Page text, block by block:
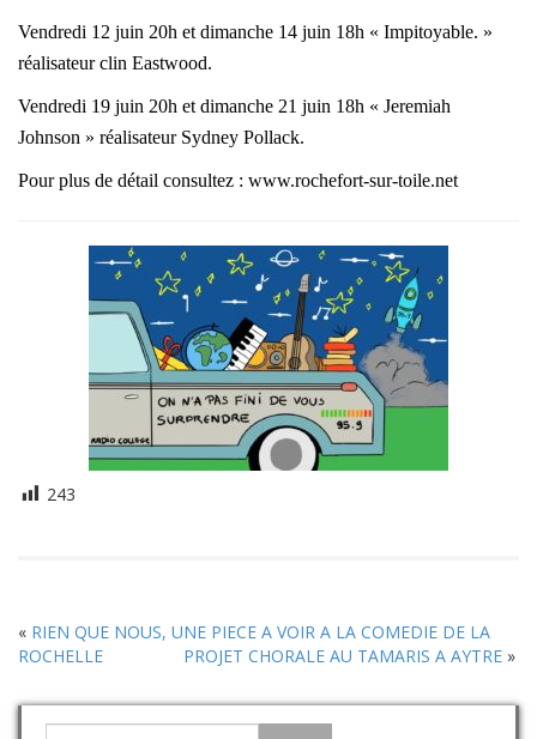
Vendredi 12 juin 20h et dimanche 14 juin 18h « Impitoyable. »
réalisateur clin Eastwood.
Vendredi 19 juin 20h et dimanche 21 juin 18h « Jeremiah
Johnson » réalisateur Sydney Pollack.
Pour plus de détail consultez : www.rochefort-sur-toile.net
243
« RIEN QUE NOUS, UNE PIECE A VOIR A LA COMEDIE DE LA
ROCHELLE
PROJET CHORALE AU TAMARIS A AYTRE»